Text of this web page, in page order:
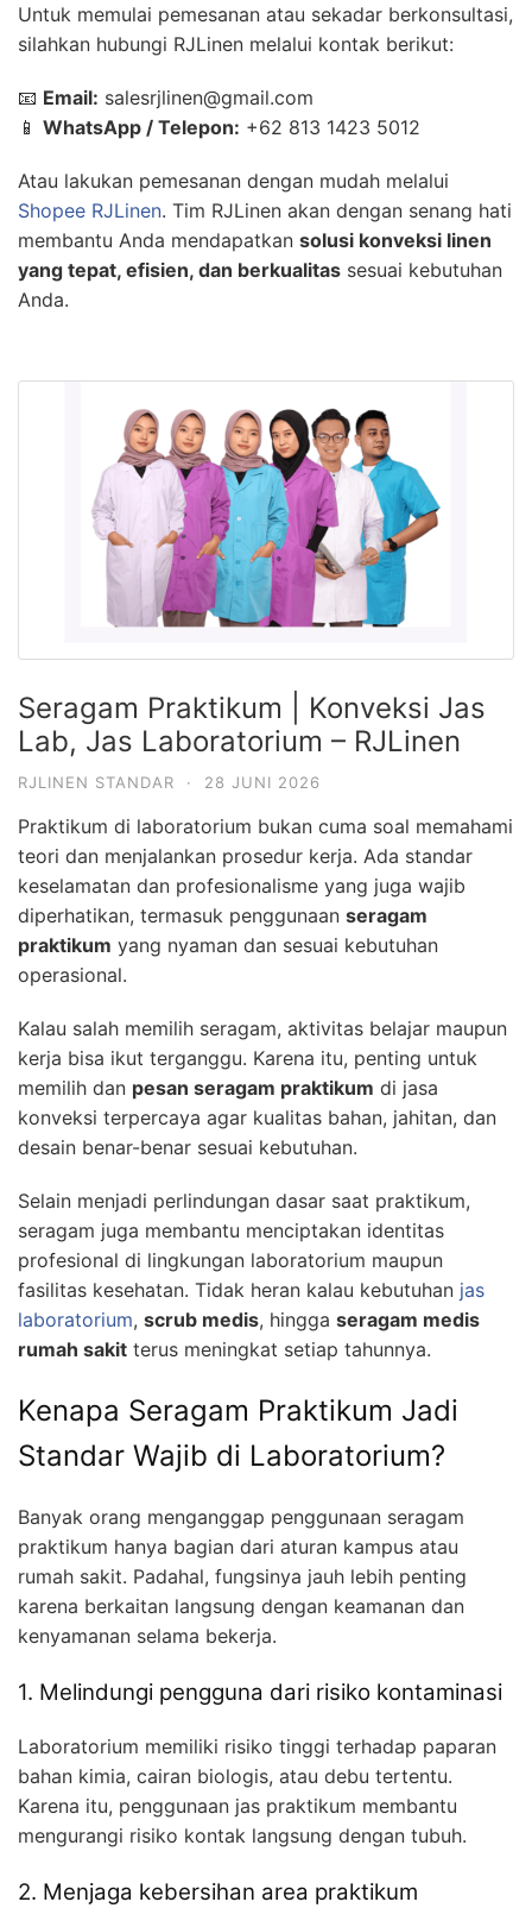
Untuk memulai pemesanan atau sekadar berkonsultasi,
silahkan hubungi RJLinen melalui kontak berikut:
📧 Email: salesrjlinen@gmail.com
📱 WhatsApp / Telepon: +62 813 1423 5012
Atau lakukan pemesanan dengan mudah melalui
Shopee RJLinen. Tim RJLinen akan dengan senang hati
membantu Anda mendapatkan solusi konveksi linen
yang tepat, efisien, dan berkualitas sesuai kebutuhan
Anda.
Seragam Praktikum | Konveksi Jas
Lab, Jas Laboratorium – RJLinen
RJLINEN STANDAR · 28 JUNI 2026
Praktikum di laboratorium bukan cuma soal memahami
teori dan menjalankan prosedur kerja. Ada standar
keselamatan dan profesionalisme yang juga wajib
diperhatikan, termasuk penggunaan seragam
praktikum yang nyaman dan sesuai kebutuhan
operasional.
Kalau salah memilih seragam, aktivitas belajar maupun
kerja bisa ikut terganggu. Karena itu, penting untuk
memilih dan pesan seragam praktikum di jasa
konveksi terpercaya agar kualitas bahan, jahitan, dan
desain benar-benar sesuai kebutuhan.
Selain menjadi perlindungan dasar saat praktikum,
seragam juga membantu menciptakan identitas
profesional di lingkungan laboratorium maupun
fasilitas kesehatan. Tidak heran kalau kebutuhan jas
laboratorium, scrub medis, hingga seragam medis
rumah sakit terus meningkat setiap tahunnya.
Kenapa Seragam Praktikum Jadi
Standar Wajib di Laboratorium?
Banyak orang menganggap penggunaan seragam
praktikum hanya bagian dari aturan kampus atau
rumah sakit. Padahal, fungsinya jauh lebih penting
karena berkaitan langsung dengan keamanan dan
kenyamanan selama bekerja.
1. Melindungi pengguna dari risiko kontaminasi
Laboratorium memiliki risiko tinggi terhadap paparan
bahan kimia, cairan biologis, atau debu tertentu.
Karena itu, penggunaan jas praktikum membantu
mengurangi risiko kontak langsung dengan tubuh.
2. Menjaga kebersihan area praktikum